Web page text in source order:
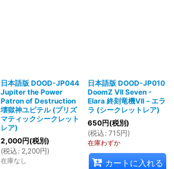
日本語版 DOOD-JP044
Jupiter the Power
Patron of Destruction
壊獄神ユピテル (プリズ
マティックシークレット
レア)
2,000円(税別)
(税込 : 2,200円)
在庫なし
日本語版 DOOD-JP010
DoomZ VII Seven -
Elara 終刻竜機VII－エラ
ラ (シークレットレア)
650円(税別)
(税込 : 715円)
在庫わずか
カートに入れる